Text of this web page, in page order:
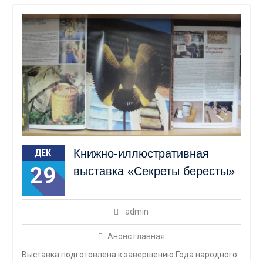
ДЕК
29
Книжно-иллюстративная
выставка «Секреты бересты»
admin
Анонс главная
Выставка подготовлена к завершению Года народного